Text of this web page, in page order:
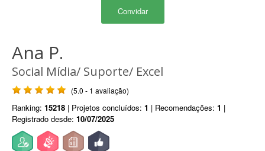
Convidar
Ana P.
Social Mídia/ Suporte/ Excel
(5.0 - 1 avaliação)
Ranking: 15218 | Projetos concluídos: 1 | Recomendações: 1 |
Registrado desde: 10/07/2025